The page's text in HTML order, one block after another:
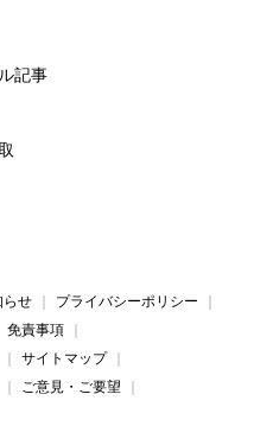
記事
らせ
プライバシーポリシー
免責事項
サイトマップ
ご意見・ご要望